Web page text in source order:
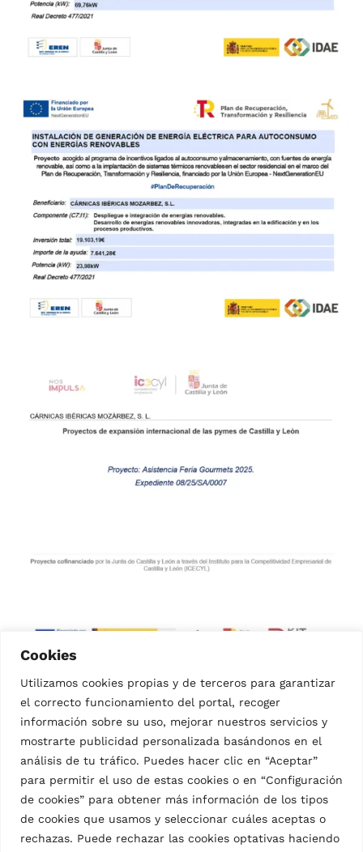
Cookies
Utilizamos cookies propias y de terceros para garantizar
el correcto funcionamiento del portal, recoger
información sobre su uso, mejorar nuestros servicios y
mostrarte publicidad personalizada basándonos en el
análisis de tu tráfico. Puedes hacer clic en “Aceptar”
para permitir el uso de estas cookies o en “Configuración
de cookies” para obtener más información de los tipos
de cookies que usamos y seleccionar cuáles aceptas o
rechazas. Puede rechazar las cookies optativas haciendo
© CÁRNICAS IBÉRICAS MOZARBEZ S.L.
CTRA. NACIONAL GIJÓN-SEVILLA KM. 352.6 – 37796
MOZÁRBEZ. SALAMANCA
TEL. +34 923 373 100